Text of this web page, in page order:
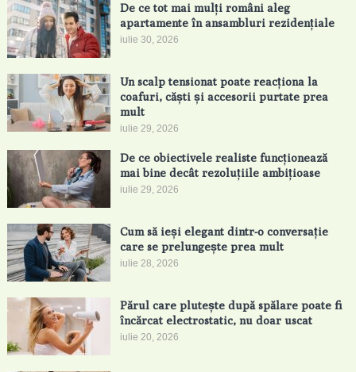
De ce tot mai mulți români aleg
apartamente în ansambluri rezidențiale
iulie 30, 2026
Un scalp tensionat poate reacționa la
coafuri, căști și accesorii purtate prea
mult
iulie 29, 2026
De ce obiectivele realiste funcționează
mai bine decât rezoluțiile ambițioase
iulie 29, 2026
Cum să ieși elegant dintr-o conversație
care se prelungește prea mult
iulie 28, 2026
Părul care plutește după spălare poate fi
încărcat electrostatic, nu doar uscat
iulie 20, 2026